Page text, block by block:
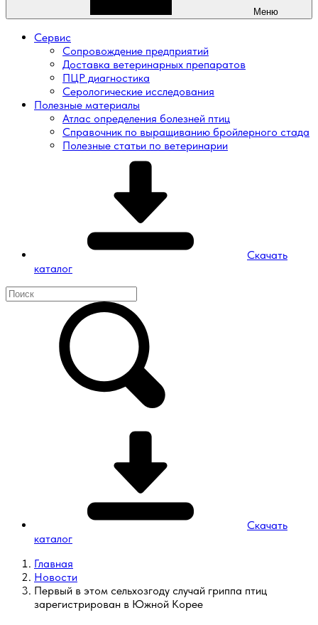
Меню
Сервис
Сопровождение предприятий
Доставка ветеринарных препаратов
ПЦР диагностика
Серологические исследования
Полезные материалы
Атлас определения болезней птиц
Справочник по выращиванию бройлерного стада
Полезные статьи по ветеринарии
Скачать
каталог
Скачать
каталог
Главная
Новости
Первый в этом сельхозгоду случай гриппа птиц
зарегистрирован в Южной Корее